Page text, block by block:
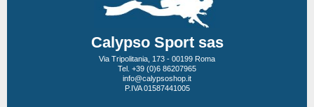
Calypso Sport sas
Via Tripolitania, 173 - 00199 Roma
Tel. +39 (0)6 86207965
info@calypsoshop.it
P.IVA 01587441005